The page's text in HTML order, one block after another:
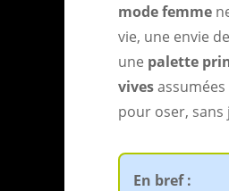
mode femme
vie, une envie
une palette
vivesassumées
pour oser, sans
En bref :